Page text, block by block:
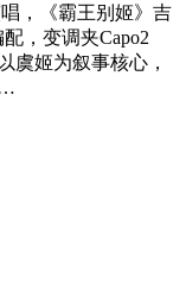
，《霸王别姬》吉
，变调夹Capo2
虞姬为叙事核心，
…